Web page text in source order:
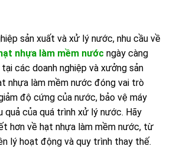
sản xuất và xử lý nước, nhu cầu về
nhựa làm mềm nước ngày càng
các doanh nghiệp và xưởng sản
nhựa làm mềm nước đóng vai trò
độ cứng của nước, bảo vệ máy
quả của quá trình xử lý nước. Hãy
hơn về hạt nhựa làm mềm nước, từ
lý hoạt động và quy trình thay thế.